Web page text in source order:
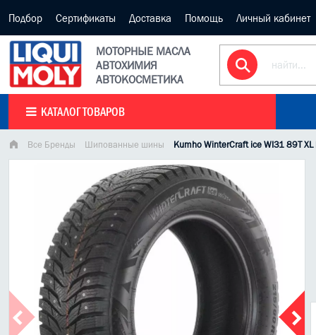
Подбор Сертификаты Доставка Помощь Личный кабинет
МОТОРНЫЕ МАСЛА
АВТОХИМИЯ
АВТОКОСМЕТИКА
КАТАЛОГ ТОВАРОВ
Все Бренды Шипованные шины Kumho WinterCraft ice WI31 89T